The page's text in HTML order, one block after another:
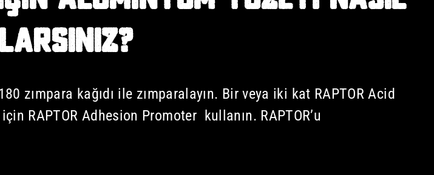
kağıdı ile zımparalayın. Bir veya iki kat RAPTOR Acid
RAPTOR Adhesion Promoter kullanın. RAPTOR’u